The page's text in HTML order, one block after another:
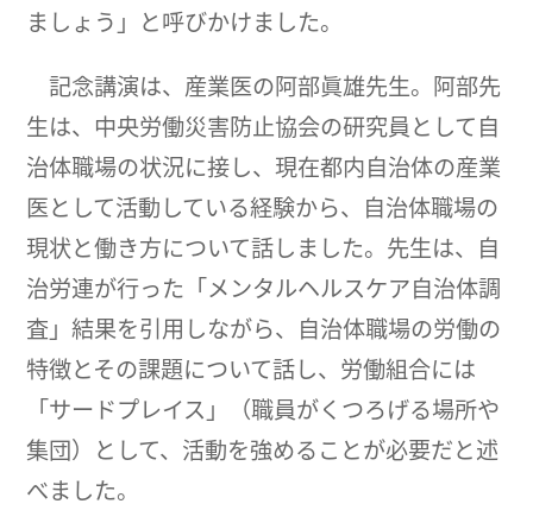
ましょう」と呼びかけました。
記念講演は、産業医の阿部眞雄先生。阿部先
生は、中央労働災害防止協会の研究員として自
治体職場の状況に接し、現在都内自治体の産業
医として活動している経験から、自治体職場の
現状と働き方について話しました。先生は、自
治労連が行った「メンタルヘルスケア自治体調
査」結果を引用しながら、自治体職場の労働の
特徴とその課題について話し、労働組合には
「サードプレイス」（職員がくつろげる場所や
集団）として、活動を強めることが必要だと述
べました。